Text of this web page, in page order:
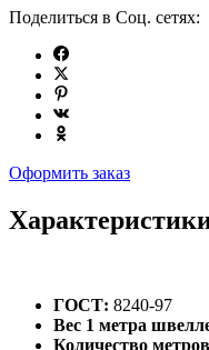
Поделиться в Соц. сетях:
Оформить заказ
ГОСТ: 8240-97
Вес 1 метра
Количество